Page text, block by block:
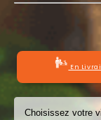
VOS AVIS
MENTIONS
En